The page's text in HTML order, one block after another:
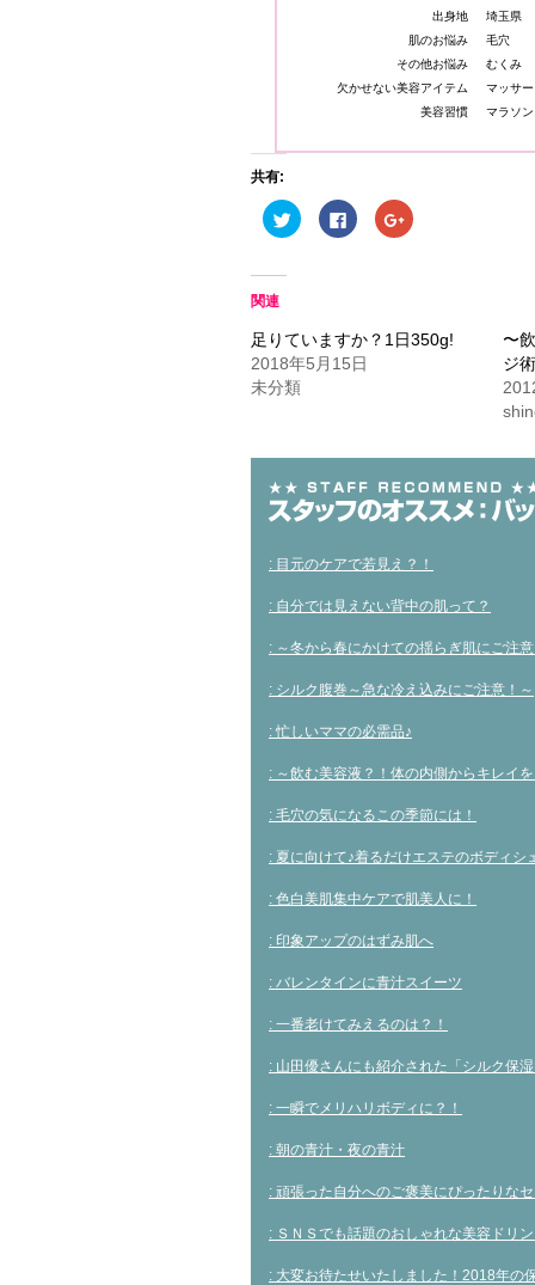
出身地
埼玉県
肌のお悩み
毛穴
その他お悩み
むくみ
欠かせない美容アイテム
マッサ
美容習慣
マラソ
共有:
ク
リ
共
有
(新
し
い
ウ
ウ
開
き
ま
Facebook
で
ク
リ
ッ
ク
い
し
い
ウ
ド
ウ
開
き
す)
ク
リ
共
有
ウ
開
き
ま
関連
足りていますか？1日350g!
2018年5月15日
未分類
〜
ジ
: 目元のケアで若見え？！
: 自分では見えない背中の肌って？
: ～冬から春にかけての揺らぎ肌にご注
: シルク腹巻～急な冷え込みにご注意！～
: 忙しいママの必需品♪
: ～飲む美容液？！体の内側からキレイ
: 毛穴の気になるこの季節には！
: 夏に向けて♪着るだけエステのボディシ
: 色白美肌集中ケアで肌美人に！
: 印象アップのはずみ肌へ
: バレンタインに青汁スイーツ
: 一番老けてみえるのは？！
: 山田優さんにも紹介された「シルク保
: 一瞬でメリハリボディに？！
: 朝の青汁・夜の青汁
: 頑張った自分へのご褒美にぴったりな
: ＳＮＳでも話題のおしゃれな美容ドリ
: 大変お待たせいたしました！2018年の